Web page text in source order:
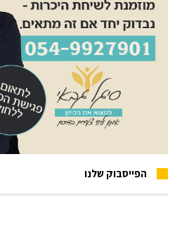
הפייסבוק שלנו